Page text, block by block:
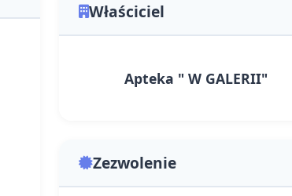
Właściciel
Apteka " W GALERII"
Zezwolenie